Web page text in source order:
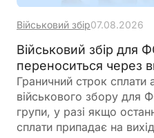
Військовий збір07.08.2026
Військовий збір для
переноситься через
Граничний строк сплати
військового збору для
групи, у разі якщо
сплати припадає на